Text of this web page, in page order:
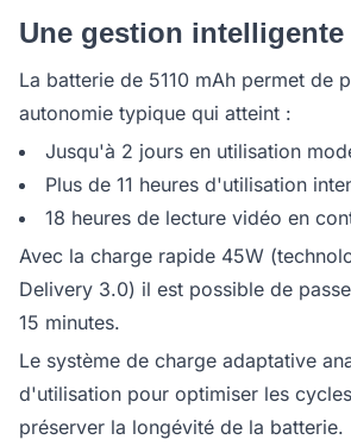
Une gestion
La batterie de 5110 mAh permet de
autonomie typique qui atteint :
Jusqu'à 2 jours en utilisation
Plus de 11 heures d'utilisation
18 heures de lecture vidéo en
Avec la charge rapide 45W
Delivery 3.0) il est possible de
15 minutes.
Le système de charge adaptative
d'utilisation pour optimiser les
préserver la longévité de la batterie.